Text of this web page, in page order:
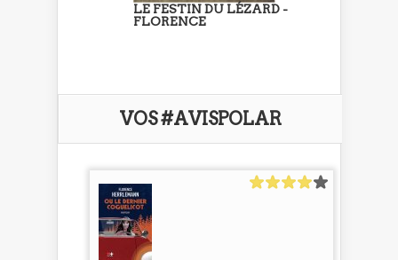
LE FESTIN DU LÉZARD -
FLORENCE
VOS #AVISPOLAR